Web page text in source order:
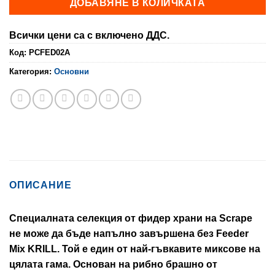
ДОБАВЯНЕ В КОЛИЧКАТА
Всички цени са с включено ДДС.
Код: PCFED02A
Категория: Основни
ОПИСАНИЕ
Специалната селекция от фидер храни на Scrape
не може да бъде напълно завършена без Feeder
Mix KRILL. Той е един от най-гъвкавите миксове на
цялата гама. Основан на рибно брашно от